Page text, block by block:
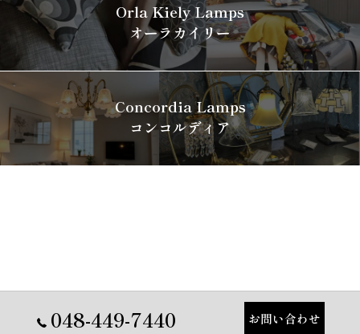
Orla Kiely Lamps
オーラカイリー
Concordia Lamps
コンコルディア
048-449-7440 お問い合わせ